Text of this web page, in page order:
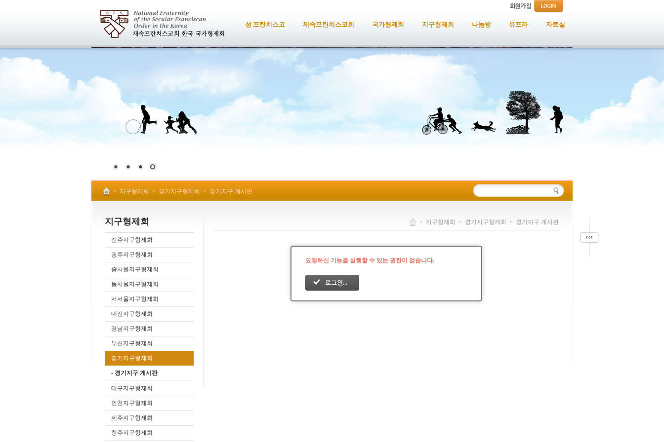
성 프란치스코 재속프란치스코회 국가형제회 지구형제회 나눔방 유프라 자료실
> 지구형제회 > 경기지구형제회 > 경기지구 게시판
> 지구형제회 > 경기지구형제회 > 경기지구 게시판
요청하신 기능을 실행할 수 있는 권한이 없습니다.
로그인...
지구형제회
전주지구형제회
광주지구형제회
중서울지구형제회
동서울지구형제회
서서울지구형제회
대전지구형제회
경남지구형제회
부산지구형제회
경기지구형제회
- 경기지구 게시판
대구지구형제회
인천지구형제회
제주지구형제회
청주지구형제회